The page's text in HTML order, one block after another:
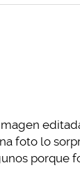
foto lo
porque